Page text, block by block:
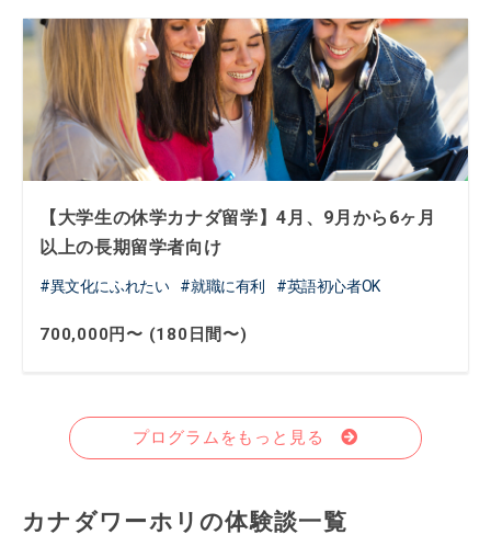
【大学生の休学カナダ留学】4月、9月から6ヶ月
以上の長期留学者向け
異文化にふれたい 就職に有利 英語初心者OK
700,000円〜 (180日間〜)
プログラムをもっと見る
カナダワーホリの体験談一覧